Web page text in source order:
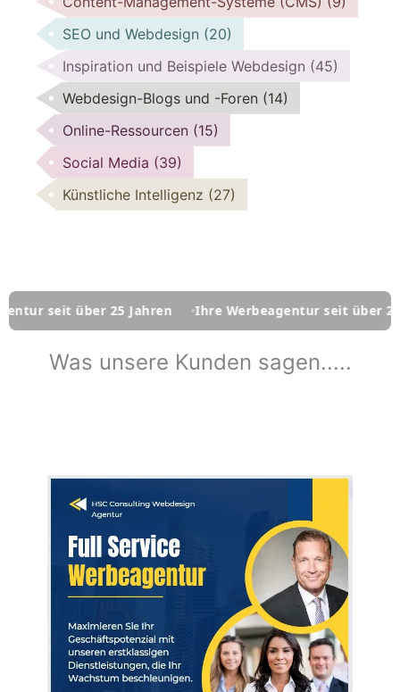
SEO und Webdesign (20)
Inspiration und Beispiele Webdesign (45)
Webdesign-Blogs und -Foren (14)
Online-Ressourcen (15)
Social Media (39)
Künstliche Intelligenz (27)
seit über 25 Jahren Ihre Werbeagentur seit über 25
Was unsere Kunden sagen.....